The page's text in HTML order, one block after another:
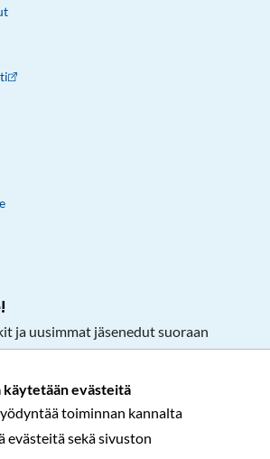
käytetään evästeitä
toiminnan kannalta
sekä sivuston
ja uusimmat jäsenedut suoraan